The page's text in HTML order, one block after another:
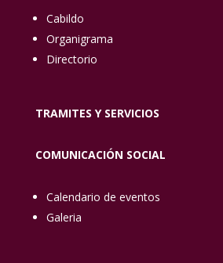
Cabildo
Organigrama
Directorio
TRAMITES Y SERVICIOS
COMUNICACIÓN SOCIAL
Calendario de eventos
Galeria